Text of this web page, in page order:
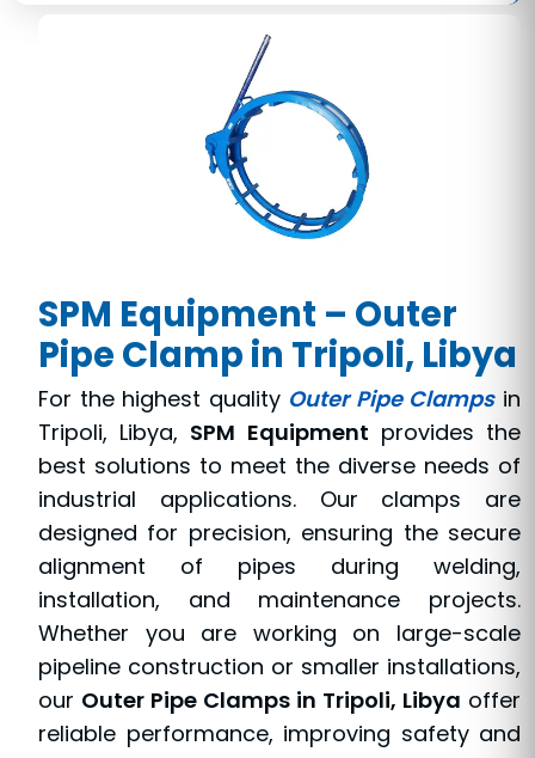
SPM Equipment – Outer
Pipe Clamp in Tripoli, Libya
For the highest quality Outer Pipe Clampsin
Tripoli, Libya, SPM Equipment provides the
best solutions to meet the diverse needs of
industrial applications. Our clamps are
designed for precision, ensuring the secure
alignment of pipes during welding,
installation, and maintenance projects.
Whether you are working on large-scale
pipeline construction or smaller installations,
our Outer Pipe Clamps in Tripoli, Libya offer
reliable performance, improving safety and